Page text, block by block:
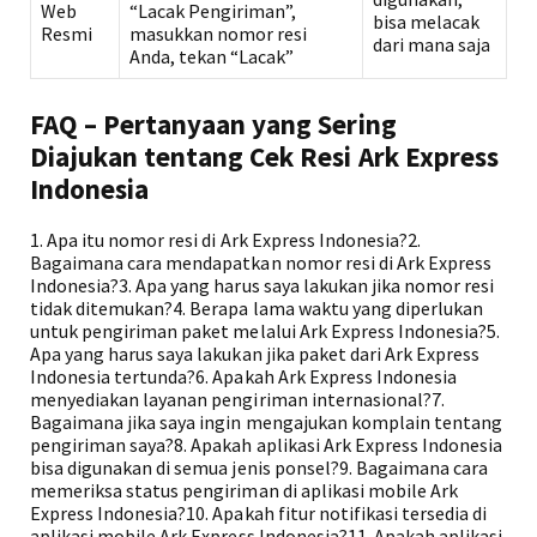
Web
Resmi
“Lacak Pengiriman”,
masukkan nomor resi
Anda, tekan “Lacak”
bisa melacak
dari mana saja
FAQ – Pertanyaan yang Sering
Diajukan tentang Cek Resi Ark Express
Indonesia
1. Apa itu nomor resi di Ark Express Indonesia?2.
Bagaimana cara mendapatkan nomor resi di Ark Express
Indonesia?3. Apa yang harus saya lakukan jika nomor resi
tidak ditemukan?4. Berapa lama waktu yang diperlukan
untuk pengiriman paket melalui Ark Express Indonesia?5.
Apa yang harus saya lakukan jika paket dari Ark Express
Indonesia tertunda?6. Apakah Ark Express Indonesia
menyediakan layanan pengiriman internasional?7.
Bagaimana jika saya ingin mengajukan komplain tentang
pengiriman saya?8. Apakah aplikasi Ark Express Indonesia
bisa digunakan di semua jenis ponsel?9. Bagaimana cara
memeriksa status pengiriman di aplikasi mobile Ark
Express Indonesia?10. Apakah fitur notifikasi tersedia di